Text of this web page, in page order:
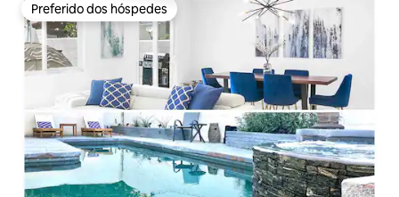
Preferido dos hóspedes
Preferido dos hóspedes